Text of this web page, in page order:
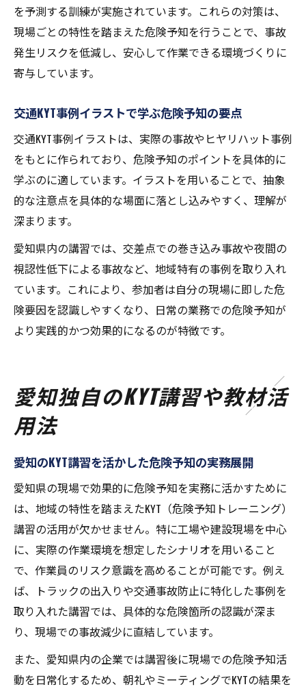
を予測する訓練が実施されています。これらの対策は、
現場ごとの特性を踏まえた危険予知を行うことで、事故
発生リスクを低減し、安心して作業できる環境づくりに
寄与しています。
交通KYT事例イラストで学ぶ危険予知の要点
交通KYT事例イラストは、実際の事故やヒヤリハット事例
をもとに作られており、危険予知のポイントを具体的に
学ぶのに適しています。イラストを用いることで、抽象
的な注意点を具体的な場面に落とし込みやすく、理解が
深まります。
愛知県内の講習では、交差点での巻き込み事故や夜間の
視認性低下による事故など、地域特有の事例を取り入れ
ています。これにより、参加者は自分の現場に即した危
険要因を認識しやすくなり、日常の業務での危険予知が
より実践的かつ効果的になるのが特徴です。
愛知独自のKYT講習や教材活
用法
愛知のKYT講習を活かした危険予知の実務展開
愛知県の現場で効果的に危険予知を実務に活かすために
は、地域の特性を踏まえたKYT（危険予知トレーニング）
講習の活用が欠かせません。特に工場や建設現場を中心
に、実際の作業環境を想定したシナリオを用いること
で、作業員のリスク意識を高めることが可能です。例え
ば、トラックの出入りや交通事故防止に特化した事例を
取り入れた講習では、具体的な危険箇所の認識が深ま
り、現場での事故減少に直結しています。
また、愛知県内の企業では講習後に現場での危険予知活
動を日常化するため、朝礼やミーティングでKYTの結果を